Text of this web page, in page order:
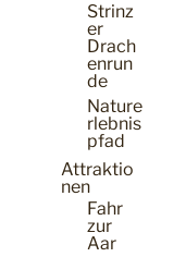
Strinz
er
Drach
enrun
de
Nature
rlebnis
pfad
Attraktio
nen
Fahr
zur
Aar